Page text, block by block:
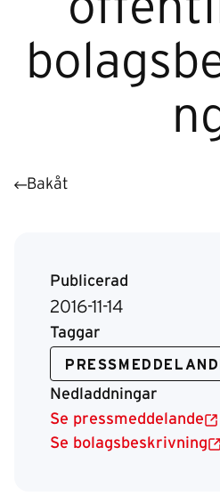
Bakåt
Publicerad
2016-11-14
Taggar
Nedladdningar
Se pressmeddelande
Se bolagsbeskrivning